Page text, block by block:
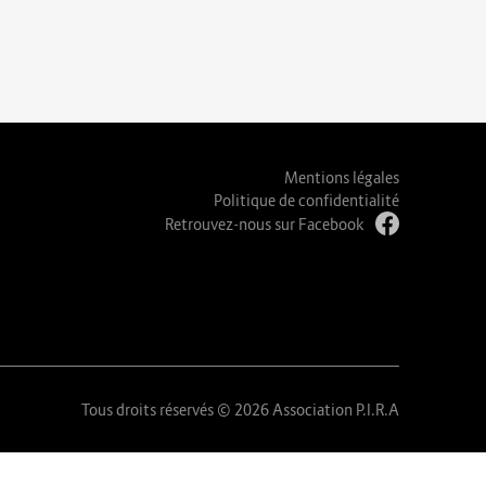
Mentions légales
Politique de confidentialité
Retrouvez-nous sur Facebook
Tous droits réservés © 2026 Association P.I.R.A